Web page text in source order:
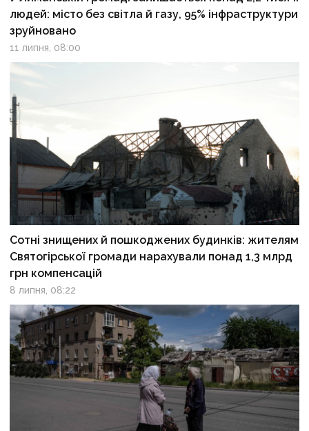
людей: місто без світла й газу, 95% інфраструктури
зруйновано
11 липня, 08:00
Сотні знищених й пошкоджених будинків: жителям
Святогірської громади нарахували понад 1,3 млрд
грн компенсацій
8 липня, 08:22